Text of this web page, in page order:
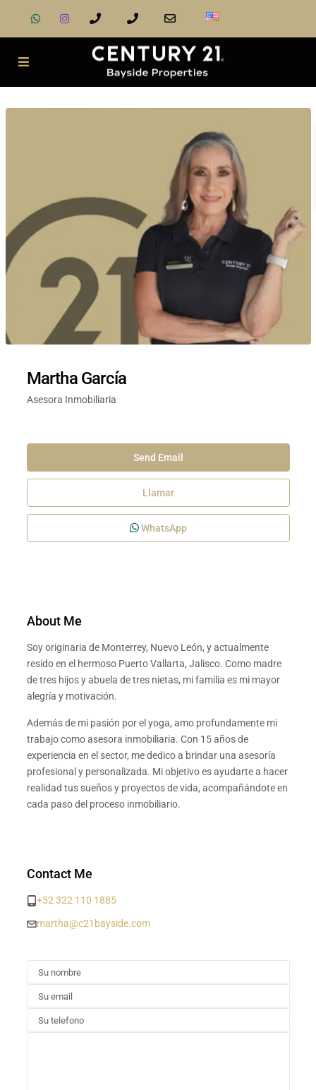
Martha García
Asesora Inmobiliaria
Send Email
Llamar
WhatsApp
About Me
Soy originaria de Monterrey, Nuevo León, y actualmente
resido en el hermoso Puerto Vallarta, Jalisco. Como madre
de tres hijos y abuela de tres nietas, mi familia es mi mayor
alegría y motivación.
Además de mi pasión por el yoga, amo profundamente mi
trabajo como asesora inmobiliaria. Con 15 años de
experiencia en el sector, me dedico a brindar una asesoría
profesional y personalizada. Mi objetivo es ayudarte a hacer
realidad tus sueños y proyectos de vida, acompañándote en
cada paso del proceso inmobiliario.
Contact Me
+52 322 110 1885
martha@c21bayside.com